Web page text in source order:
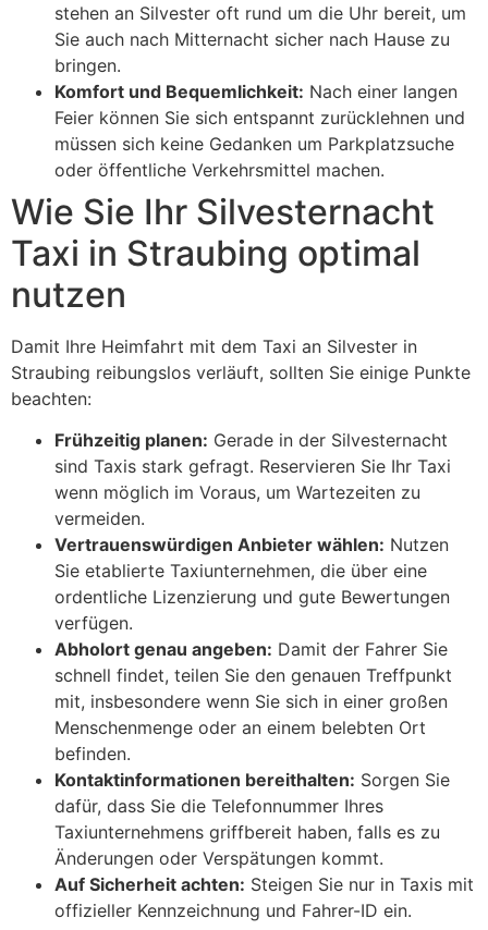
stehen an Silvester oft rund um die Uhr bereit, um
Sie auch nach Mitternacht sicher nach Hause zu
bringen.
Komfort und Bequemlichkeit: Nach einer langen
Feier können Sie sich entspannt zurücklehnen und
müssen sich keine Gedanken um Parkplatzsuche
oder öffentliche Verkehrsmittel machen.
Wie Sie Ihr Silvesternacht
Taxi in Straubing optimal
nutzen
Damit Ihre Heimfahrt mit dem Taxi an Silvester in
Straubing reibungslos verläuft, sollten Sie einige Punkte
beachten:
Frühzeitig planen: Gerade in der Silvesternacht
sind Taxis stark gefragt. Reservieren Sie Ihr Taxi
wenn möglich im Voraus, um Wartezeiten zu
vermeiden.
Vertrauenswürdigen Anbieter wählen: Nutzen
Sie etablierte Taxiunternehmen, die über eine
ordentliche Lizenzierung und gute Bewertungen
verfügen.
Abholort genau angeben: Damit der Fahrer Sie
schnell findet, teilen Sie den genauen Treffpunkt
mit, insbesondere wenn Sie sich in einer großen
Menschenmenge oder an einem belebten Ort
befinden.
Kontaktinformationen bereithalten: Sorgen Sie
dafür, dass Sie die Telefonnummer Ihres
Taxiunternehmens griffbereit haben, falls es zu
Änderungen oder Verspätungen kommt.
Auf Sicherheit achten: Steigen Sie nur in Taxis mit
offizieller Kennzeichnung und Fahrer-ID ein.